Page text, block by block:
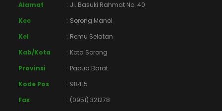
Alamat : Jl. Basuki Rahmat No. 40
Kec
: Sorong Manoi
Kel
: Remu Selatan
Kab/Kota
: Kota Sorong
Provinsi
: Papua Barat
Kode Pos
: 98415
Fax
: (0951) 321278